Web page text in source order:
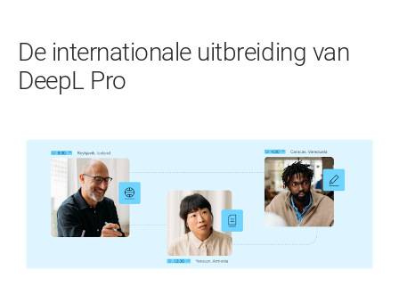
De internationale uitbreiding van
DeepL Pro